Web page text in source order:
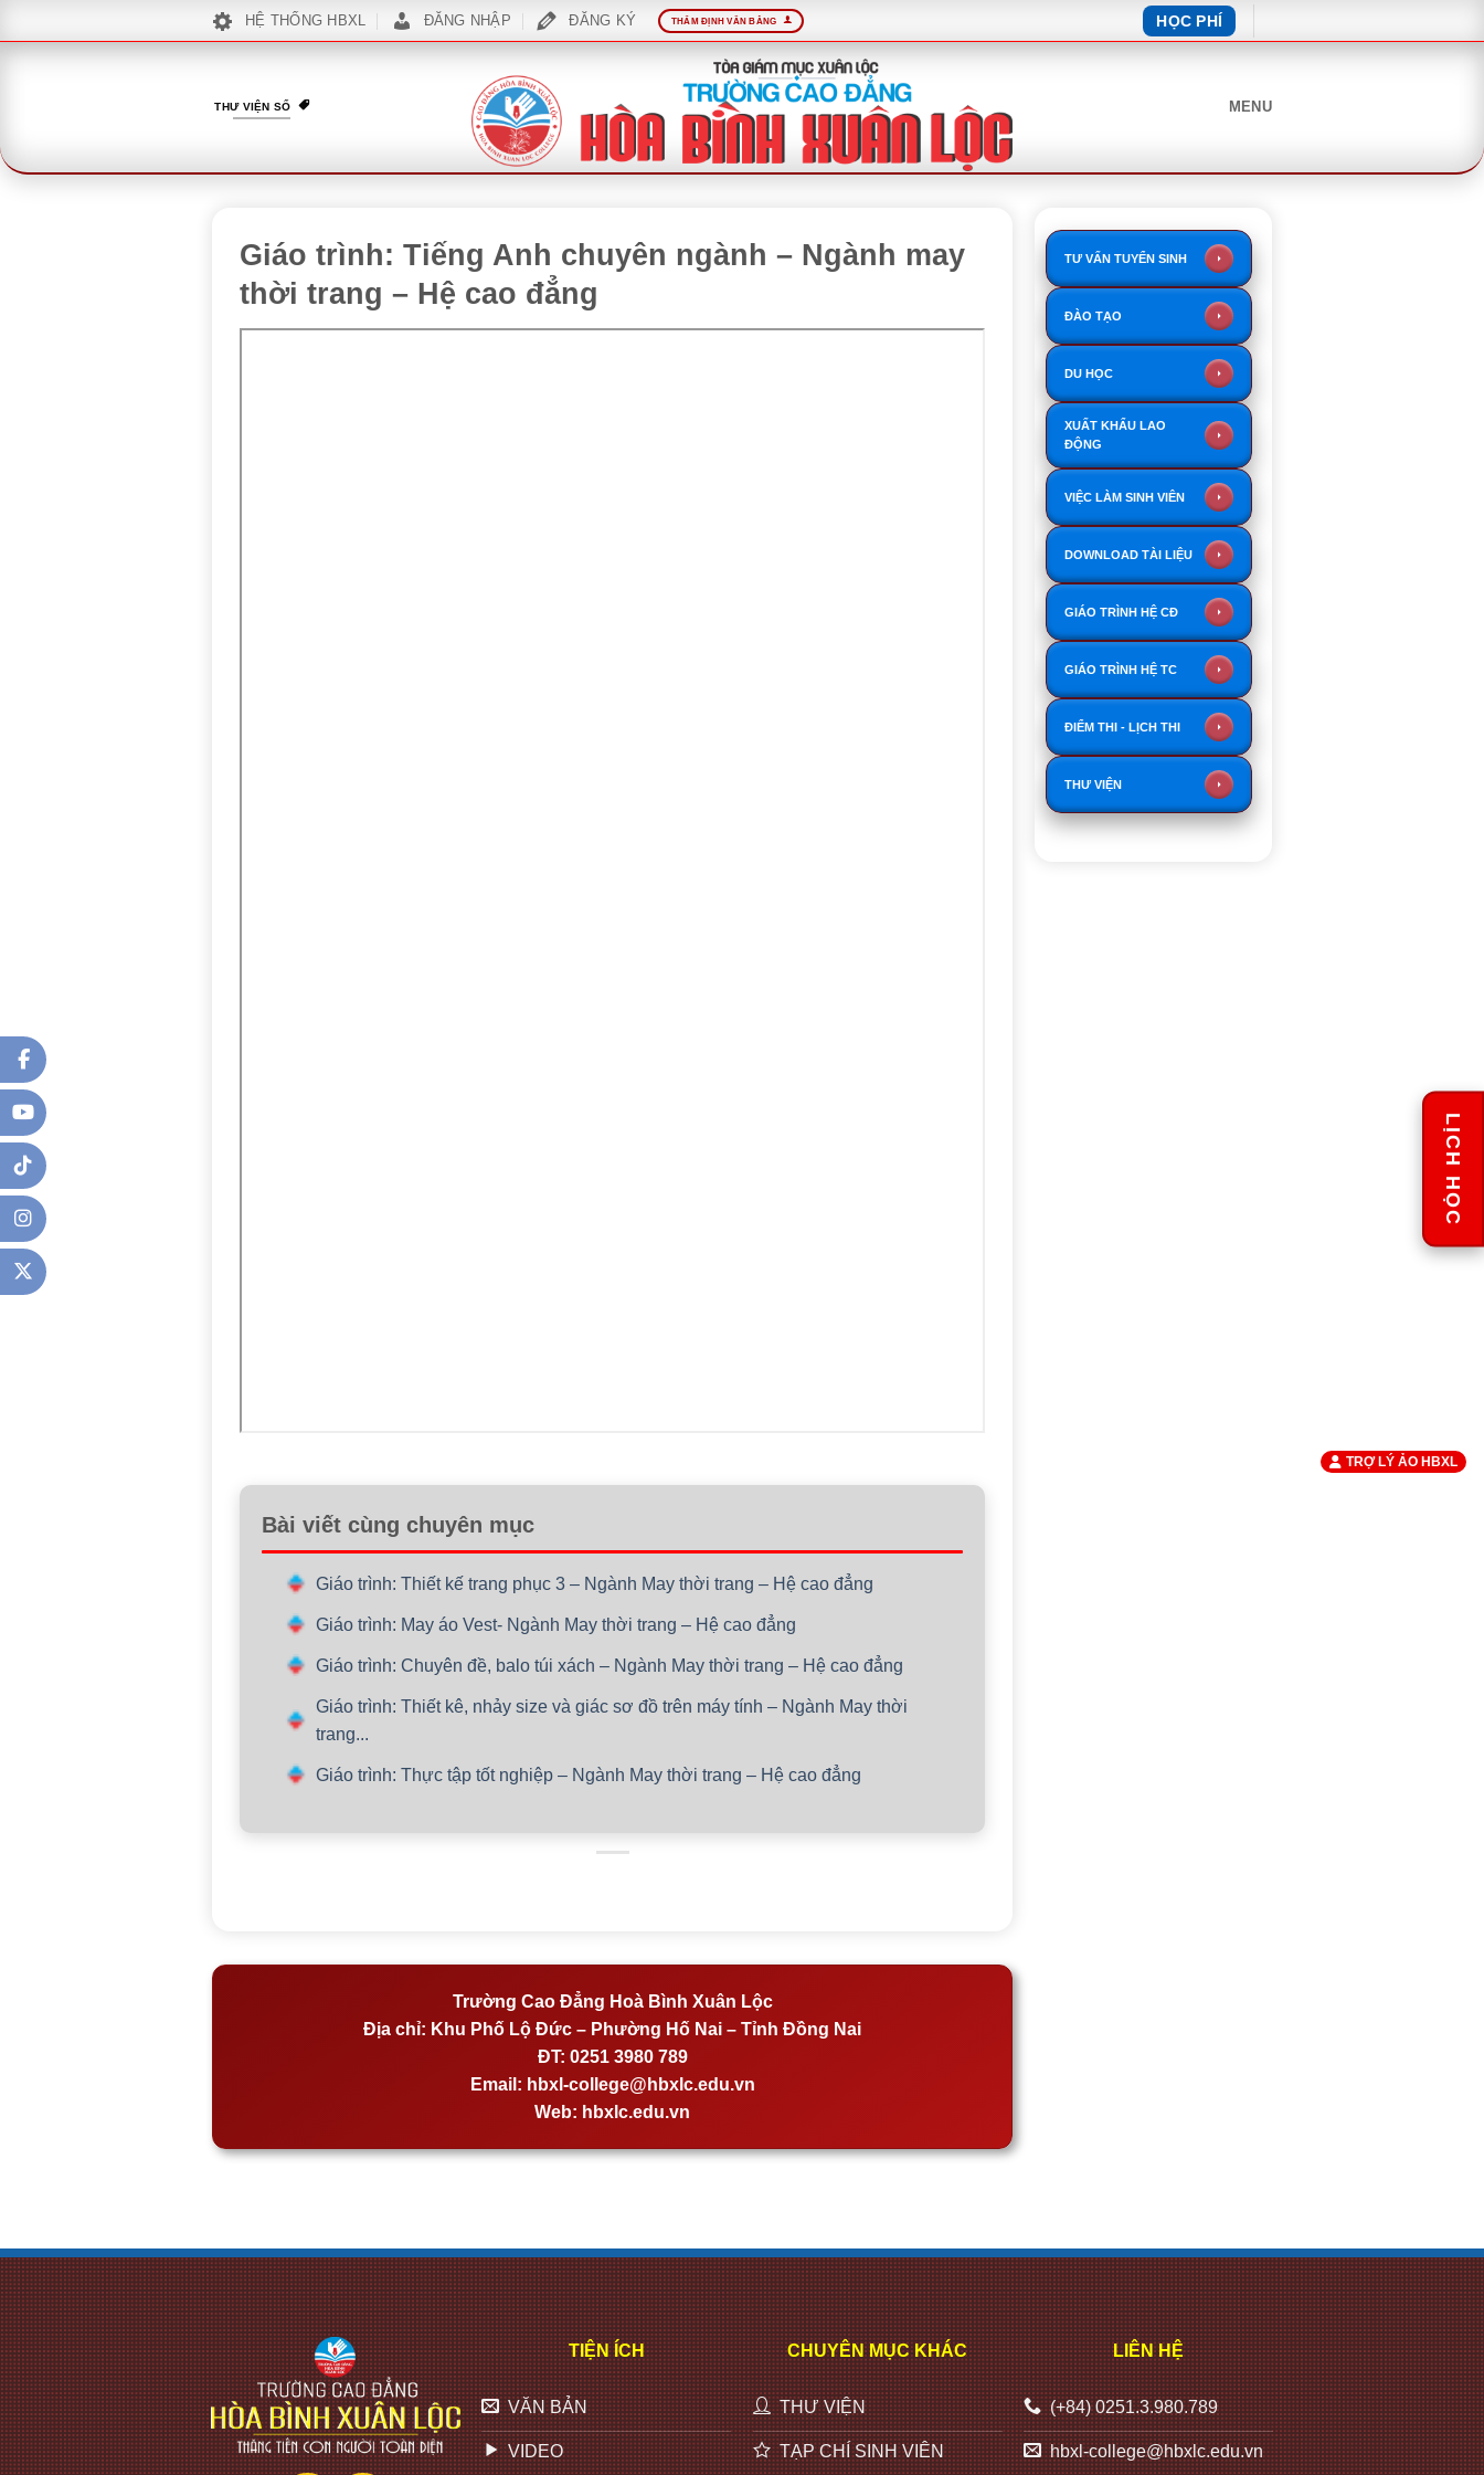
qua
HỆ THỐNG HBXL ĐĂNG NHẬP ĐĂNG KÝ THẨM ĐỊNH VĂN BẰNG HỌC PHÍ
THƯ VIỆN SỐ MENU
Giáo trình: Tiếng Anh chuyên ngành – Ngành may
thời trang – Hệ cao đẳng
Bài viết cùng chuyên mục
Giáo trình: Thiết kế trang phục 3 – Ngành May thời trang – Hệ cao đẳng
Giáo trình: May áo Vest- Ngành May thời trang – Hệ cao đẳng
Giáo trình: Chuyên đề, balo túi xách – Ngành May thời trang – Hệ cao đẳng
Giáo trình: Thiết kê, nhảy size và giác sơ đồ trên máy tính – Ngành May thời
trang...
Giáo trình: Thực tập tốt nghiệp – Ngành May thời trang – Hệ cao đẳng
Trường Cao Đẳng Hoà Bình Xuân Lộc
Địa chỉ: Khu Phố Lộ Đức – Phường Hố Nai – Tỉnh Đồng Nai
ĐT: 0251 3980 789
Email: hbxl-college@hbxlc.edu.vn
Web: hbxlc.edu.vn
TƯ VẤN TUYỂN SINH
ĐÀO TẠO
DU HỌC
XUẤT KHẨU LAO
ĐỘNG
VIỆC LÀM SINH VIÊN
DOWNLOAD TÀI LIỆU
GIÁO TRÌNH HỆ CĐ
GIÁO TRÌNH HỆ TC
ĐIỂM THI - LỊCH THI
THƯ VIỆN
TIỆN ÍCH
VĂN BẢN
VIDEO
CHUYÊN MỤC KHÁC
THƯ VIỆN
TẠP CHÍ SINH VIÊN
LIÊN HỆ
(+84) 0251.3.980.789
hbxl-college@hbxlc.edu.vn
LỊCH HỌC
TRỢ LÝ ẢO HBXL